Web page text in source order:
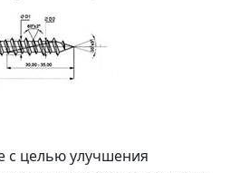
с целью улучшения